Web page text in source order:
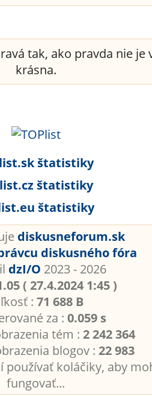
tak, ako pravda nie je
krásna.
štatistiky
štatistiky
štatistiky
diskusneforum.sk
diskusného fóra
dzI/O 2023 - 2026
( 27.4.2024 1:45 )
:71 688 B
za : 0.059 s
tém : 2 242 364
blogov : 22 983
používať koláčiky, aby
fungovať...